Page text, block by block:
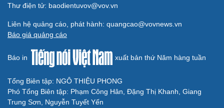
Thư điện tử: baodientuvov@vov.vn
Liên hệ quảng cáo, phát hành: quangcao@vovnews.vn
Báo giá quảng cáo
Báo in xuất bản thứ Năm hàng tuần
Tổng Biên tập: NGÔ THIỆU PHONG
Phó Tổng Biên tập: Phạm Công Hân, Đặng Thị Khanh, Giang
Trung Sơn, Nguyễn Tuyết Yến